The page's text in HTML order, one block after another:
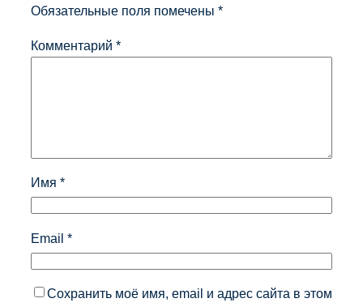
Обязательные поля помечены *
Комментарий *
Имя *
Email *
Сохранить моё имя, email и адрес сайта в этом